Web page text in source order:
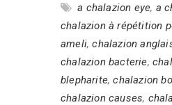
a chalazion eye, a
chalazion à répétition
ameli,chalazion
chalazion bacterie,
blepharite,chalazion
chalazion causes,